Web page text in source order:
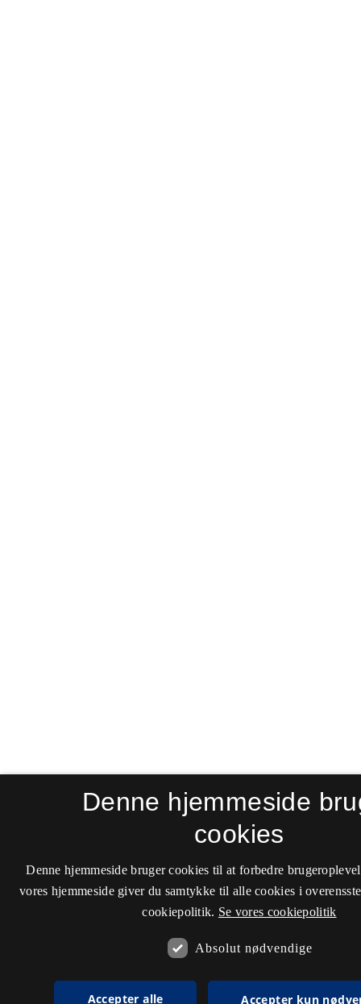
Denne hjemmeside
cookies
Denne hjemmeside bruger cookies til at forbedre
vores hjemmeside giver du samtykke til alle cookies i
cookiepolitik. Se vores cookiepolitik
Absolut nødvendige
Accepter alle Accepter kun